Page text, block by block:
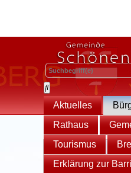
Aktuelles
Rathaus
Tourismus
Erklärung zur